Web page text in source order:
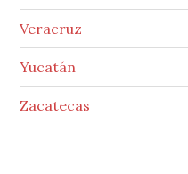
Veracruz
Yucatán
Zacatecas